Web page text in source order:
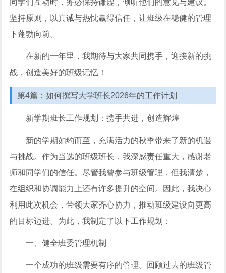
同学们互动时，务必保持谦虚，倾听他们的意见与建议。
坚持原则，以真诚与热忱赢得信任，让班级在稳健的管理
下蓬勃向前。
在新的一年里，我期待与大家共同携手，迎接新的挑
战，创造美好的班级记忆！
第4篇：如何撰写大学班长2026年的工作计划
新学期班长工作规划：携手共进，创造辉煌
新的学期如约而至，充满活力的秋季带来了新的机遇
与挑战。作为当选的班级班长，我深感责任重大，感谢老
师和同学们的信任。尽管我曾参与班级管理，但我清楚，
在组织和协调能力上还有许多提升的空间。因此，我决心
利用此次机会，带领大家齐心协力，推动班级建设向更高
的目标迈进。为此，我制定了以下工作规划：
一、健全班委管理机制
一个成功的班级需要有序的管理。回顾过去的班级管